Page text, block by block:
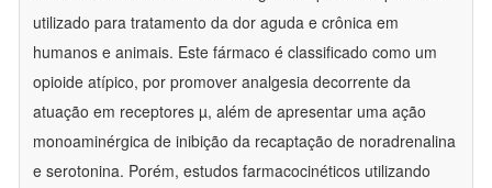
utilizado para tratamento da dor aguda e crônica em
humanos e animais. Este fármaco é classificado como um
opioide atípico, por promover analgesia decorrente da
atuação em receptores µ, além de apresentar uma ação
monoaminérgica de inibição da recaptação de noradrenalina
e serotonina. Porém, estudos farmacocinéticos utilizando